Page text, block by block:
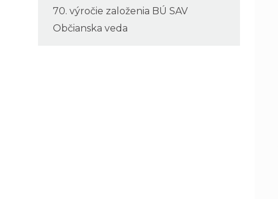
70. výročie založenia BÚ SAV
Občianska veda